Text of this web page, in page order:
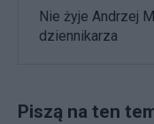
Nie żyje Andrzej
dziennikarza
Piszą na ten